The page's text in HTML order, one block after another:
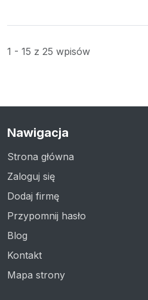
1 - 15 z 25 wpisów
Nawigacja
Strona główna
Zaloguj się
Dodaj firmę
Przypomnij hasło
Blog
Kontakt
Mapa strony